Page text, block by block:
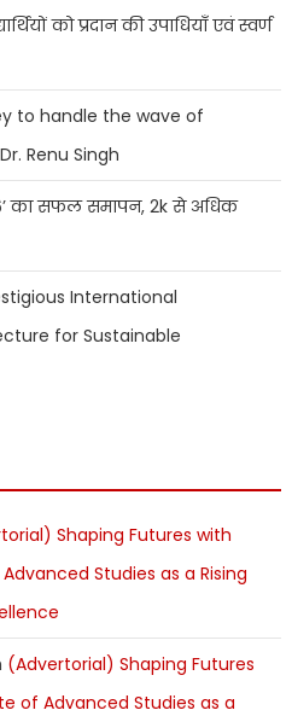
को प्रदान की उपाधियाँ एवं स्वर्ण
to handle the wave of
Renu Singh
का सफल समापन, 2k से अधिक
International
for Sustainable
Shaping Futures with
Studies as a Rising
(Advertorial) Shaping Futures
of Advanced Studies as a